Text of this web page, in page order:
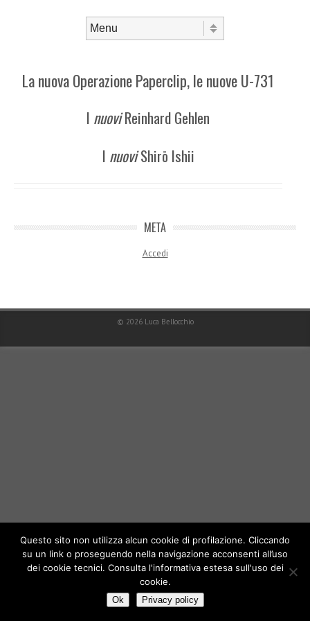
La nuova Operazione Paperclip, le nuove U-731
I nuoviReinhard Gehlen
I nuoviShirō Ishii
META
Accedi
© 2026 Luca Bellocchio
Questo sito non utilizza alcun cookie di profilazione. Cliccando
su un link o proseguendo nella navigazione acconsenti all’uso
dei cookie tecnici. Consulta l'informativa estesa sull'uso dei
cookie.
Ok Privacy policy